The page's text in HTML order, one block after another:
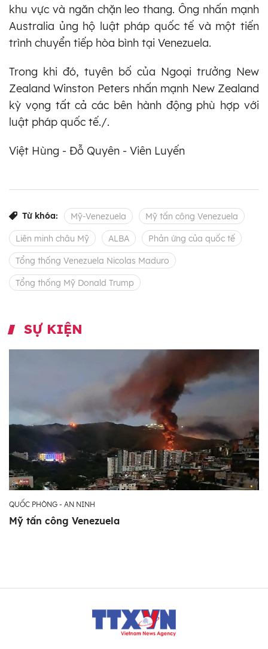
khu vực và ngăn chặn leo thang. Ông nhấn mạnh
Australia ủng hộ luật pháp quốc tế và một tiến
trình chuyển tiếp hòa bình tại Venezuela.
Trong khi đó, tuyên bố của Ngoại trưởng New
Zealand Winston Peters nhấn mạnh New Zealand
kỳ vọng tất cả các bên hành động phù hợp với
luật pháp quốc tế./.
Việt Hùng - Đỗ Quyên - Viên Luyến
Từ khóa: Mỹ-Venezuela Mỹ tấn công Venezuela
Liên minh châu Mỹ ALBA Phản ứng của quốc tế
Tổng thống Venezuela Nicolas Maduro
Tổng thống Mỹ Donald Trump
SỰ KIỆN
QUỐC PHÒNG - AN NINH
Mỹ tấn công Venezuela